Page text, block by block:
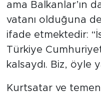
ama Balkanlar’ın
vatanı olduğuna
ifade etmektedir:
Türkiye
kalsaydı. Biz, öyle
Kurtsatar ve